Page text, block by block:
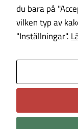
Prenumerera på
E-post
Om cookies
du bara på
vilken typ av
"Inställningar".